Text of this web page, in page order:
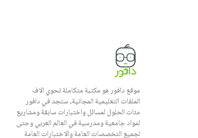
موقع دافور هو مكتبة متكاملة تحوي الاف
الملفات التعليمية المجانية, ستجد في دافور
مئات الحلول لمسائل واختبارات سابقة ومشاريع
لمواد جامعية ومدرسية في العالم العربي وحتى
لجميع التخصصات العامة والاختبارات العامة